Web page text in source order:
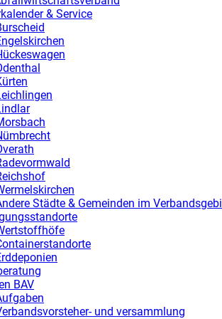
& Service
Städte & Gemeinden im
BAV
und versammlung